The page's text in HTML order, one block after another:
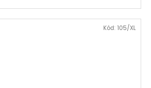
Kód: 105/XL